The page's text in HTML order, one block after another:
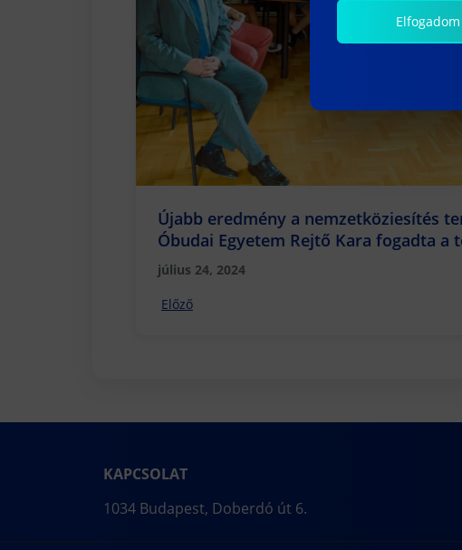
Újabb eredmény a nemzetköziesítés
Óbudai Egyetem Rejtő Kara fogadta a
Ege University delegációját
július 24, 2024
Előző
KAPCSOLAT
1034 Budapest, Doberdó út 6.
Elfogadom